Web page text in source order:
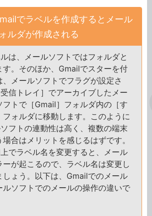
でラベルを作成するとメール
ルダが作成される
は、メールソフトではフォルダと
す。そのほか、Gmailでスターを付
メールソフトでフラグが設定さ
信トレイ］でアーカイブしたメー
フトで［Gmail］フォルダ内の［す
ォルダに移動します。このように
フトの連動性は高く、複数の端末
合はメリットを感じるはずです。
でラベル名を変更すると、メール
ーが起こるので、ラベル名は変更し
しょう。以下は、Gmailでのメール
ルソフトでのメールの操作の違いで